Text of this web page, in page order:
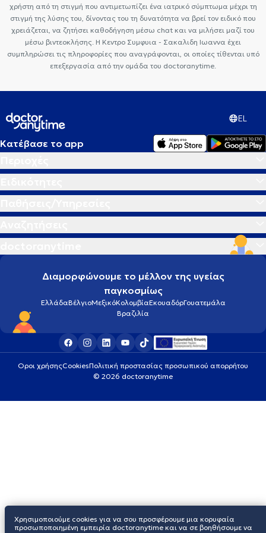
χρήστη από τη στιγμή που αντιμετωπίζει ένα ιατρικό σύμπτωμα μέχρι τη
στιγμή της λύσης του, δίνοντας του τη δυνατότητα να βρεί τον ειδικό που
χρειάζεται, να ζητήσει καθοδήγηση μέσω chat και να μιλήσει μαζί του
μέσω βιντεοκλήσης. Η Κεντρο Συμφυια - Σακαλιδη Ιωαννα έχει
συμπληρώσει τις πληροφορίες που αναγράφονται, οι οποίες τίθενται υπό
επεξεργασία από την ομάδα του doctoranytime.
EL
Κατέβασε το app
Διαμορφώνουμε το μέλλον της υγείας
παγκοσμίως
ΕλλάδαΒέλγιοΜεξικόΚολομβίαΕκουαδόρΓουατεμάλα
Βραζιλία
Οροι χρήσηςCookiesΠολιτική προστασίας προσωπικού απορρήτου
© 2026 doctoranytime
Χρησιμοποιούμε cookies για να σου προσφέρουμε μια κορυφαία
προσωποποιημένη εμπειρία doctoranytime και να σε βοηθήσουμε να